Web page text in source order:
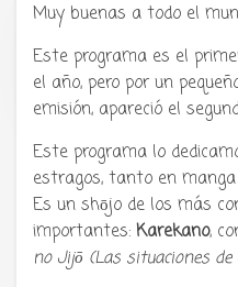
Tu radio y
anime y
Muy buenas a todo el
Este programa es el
el año, pero por un
emisión, apareció el
Este programa lo
estragos, tanto en
Es un shōjo de los más
importantes: Karekano,
no Jijō (Las situaciones de